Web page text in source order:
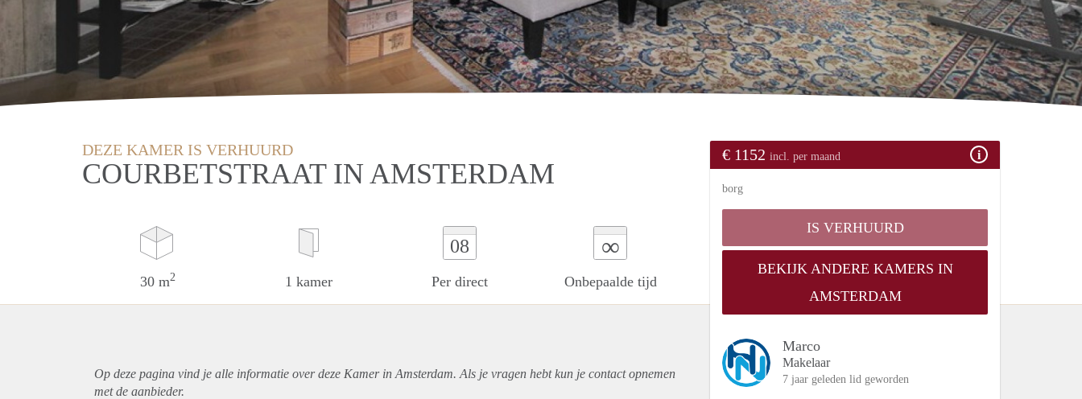
DEZE KAMER IS VERHUURD
COURBETSTRAAT IN AMSTERDAM
30 m2 1 kamer
08
Per direct
∞
Onbepaalde tijd
€ 1152 incl. per maand
borg
IS VERHUURD
BEKIJK ANDERE KAMERS IN
AMSTERDAM
Marco
Makelaar
7 jaar geleden lid geworden
Op deze pagina vind je alle informatie over deze Kamer in Amsterdam. Als je vragen hebt kun je contact opnemen
met de aanbieder.